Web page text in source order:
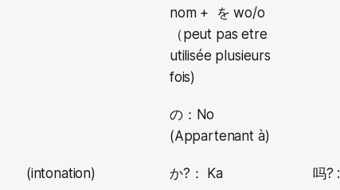
nom + を wo/o
（peut pas etre
utilisée plusieurs
fois)
の：No
(Appartenant à)
(intonation) か?： Ka 吗?